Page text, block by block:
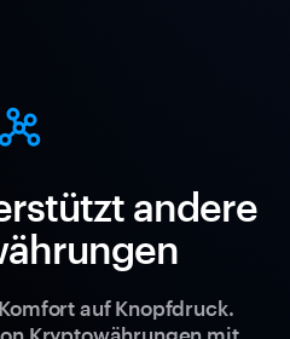
andere
auf Knopfdruck.